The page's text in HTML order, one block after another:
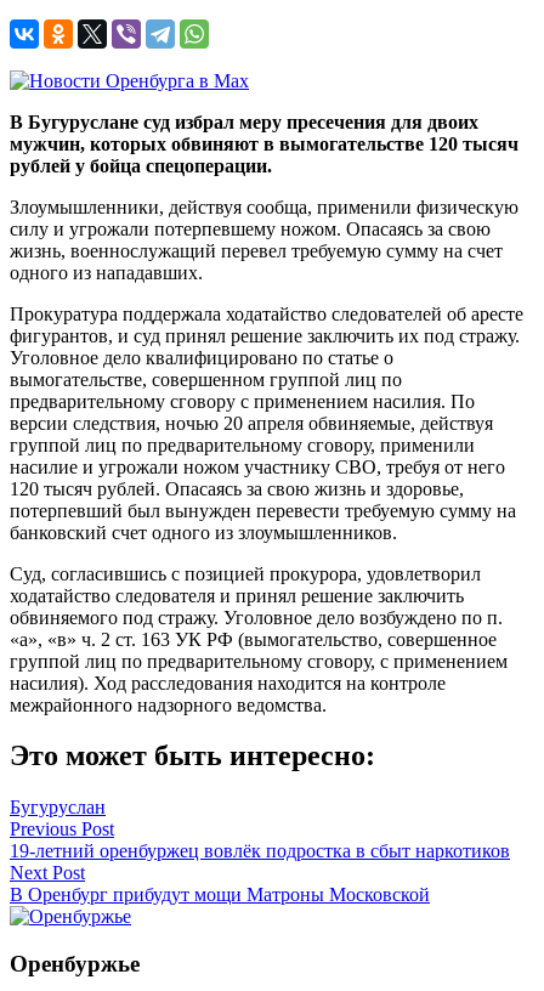
В Бугуруслане суд избрал меру пресечения для двоих
мужчин, которых обвиняют в вымогательстве 120 тысяч
рублей у бойца спецоперации.
Злоумышленники, действуя сообща, применили физическую
силу и угрожали потерпевшему ножом. Опасаясь за свою
жизнь, военнослужащий перевел требуемую сумму на счет
одного из нападавших.
Прокуратура поддержала ходатайство следователей об аресте
фигурантов, и суд принял решение заключить их под стражу.
Уголовное дело квалифицировано по статье о
вымогательстве, совершенном группой лиц по
предварительному сговору с применением насилия. По
версии следствия, ночью 20 апреля обвиняемые, действуя
группой лиц по предварительному сговору, применили
насилие и угрожали ножом участнику СВО, требуя от него
120 тысяч рублей. Опасаясь за свою жизнь и здоровье,
потерпевший был вынужден перевести требуемую сумму на
банковский счет одного из злоумышленников.
Суд, согласившись с позицией прокурора, удовлетворил
ходатайство следователя и принял решение заключить
обвиняемого под стражу. Уголовное дело возбуждено по п.
«а», «в» ч. 2 ст. 163 УК РФ (вымогательство, совершенное
группой лиц по предварительному сговору, с применением
насилия). Ход расследования находится на контроле
межрайонного надзорного ведомства.
Это может быть интересно:
Бугуруслан
Навигация
по
записям
Previous Post
19-летний оренбуржец вовлёк подростка в сбыт наркотиков
Next Post
В Оренбург прибудут мощи Матроны Московской
Оренбуржье